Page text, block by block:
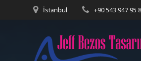
İstanbul +90 543 947 95